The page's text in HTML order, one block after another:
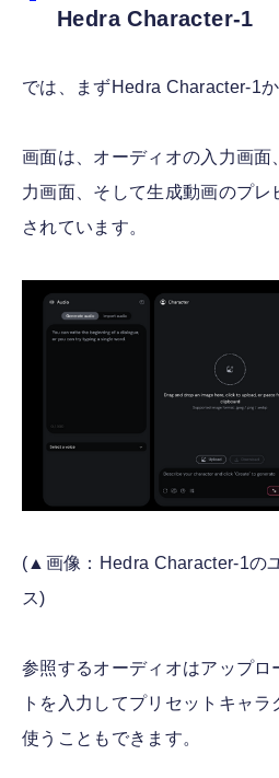
Hedra Character-1
では、まずHedra Character-1
画面は、オーディオの入力画面
力画面、そして生成動画のプレ
されています。
(▲画像：Hedra Character-1の
ス)
参照するオーディオはアップロ
トを入力してプリセットキャ
使うこともできます。